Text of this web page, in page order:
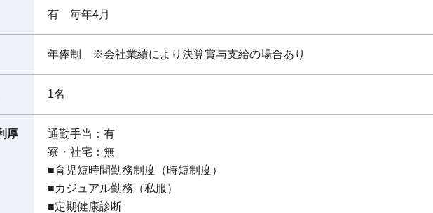
有 毎年4月
年俸制 ※会社業績により決算賞与支給の場合あり
1名
厚
通勤手当：有
寮・社宅：無
■育児短時間勤務制度（時短制度）
■カジュアル勤務（私服）
■定期健康診断